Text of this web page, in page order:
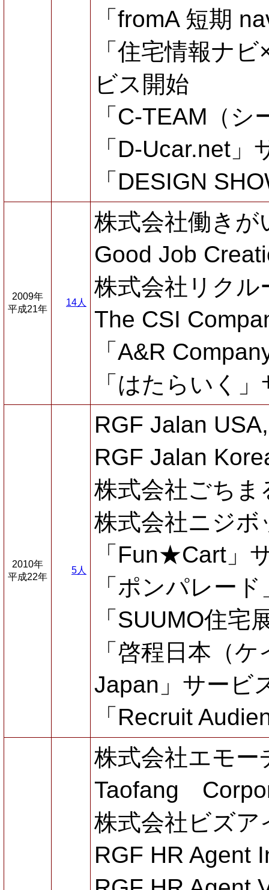
「fromA 短期
「住宅情報ナ
ビス開始
「C-TEAM（
「D-Ucar.net
「DESIGN
2009年
平成21年
14人
株式会社働きが
Good Job
株式会社リクル
The CSI
「A&R
「はたらいく
2010年
平成22年
5人
RGF Jalan
RGF Jalan
株式会社ごちま
株式会社ニジボ
「Fun★Cart」
「ポンパレー
「SUUMO住宅
「啓程日本（
Japan」サービ
「Recruit
株式会社エモー
Taofang
株式会社ビズア
RGF HR Agent